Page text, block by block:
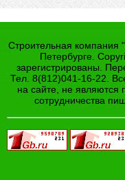
Строительная компания
Петербурге.
зарегистрированы.
Тел. 8(812)041-16-22.
на сайте, не являются
сотрудничества